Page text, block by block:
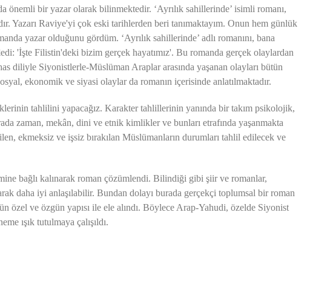
bir yazar olarak bilinmektedir. ‘Ayrılık sahillerinde’ isimli romanı,
Yazarı Raviye'yi çok eski tarihlerden beri tanımaktayım. Onun hem günlük
yazar olduğunu gördüm. ‘Ayrılık sahillerinde’ adlı romanını, bana
'İşte Filistin'deki bizim gerçek hayatımız'. Bu romanda gerçek olaylardan
diliyle Siyonistlerle-Müslüman Araplar arasında yaşanan olayları bütün
ekonomik ve siyasi olaylar da romanın içerisinde anlatılmaktadır.
tahlilini yapacağız. Karakter tahlillerinin yanında bir takım psikolojik,
zaman, mekân, dini ve etnik kimlikler ve bunları etrafında yaşanmakta
ekmeksiz ve işsiz bırakılan Müslümanların durumları tahlil edilecek ve
kalınarak roman çözümlendi. Bilindiği gibi şiir ve romanlar,
daha iyi anlaşılabilir. Bundan dolayı burada gerçekçi toplumsal bir roman
özel ve özgün yapısı ile ele alındı. Böylece Arap-Yahudi, özelde Siyonist
ışık tutulmaya çalışıldı.